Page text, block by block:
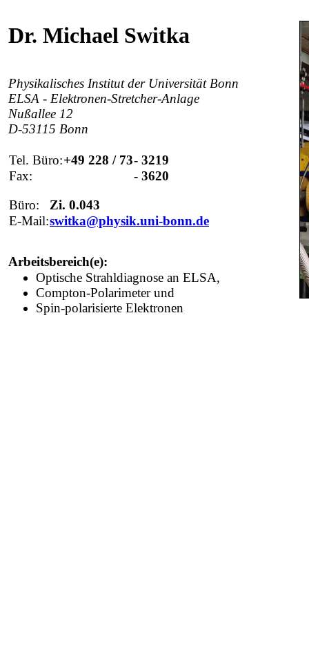
Dr. Michael Switka
Physikalisches Institut der Universität Bonn
ELSA - Elektronen-Stretcher-Anlage
Nußallee 12
D-53115 Bonn
Tel. Büro:+49 228 / 73- 3219
Fax:
- 3620
Büro:
Zi. 0.043
E-Mail:switka@physik.uni-bonn.de
Arbeitsbereich(e):
Optische Strahldiagnose an ELSA,
Compton-Polarimeter und
Spin-polarisierte Elektronen